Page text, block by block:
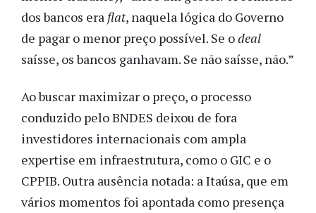
dos bancos era flat, naquela lógica do Governo
de pagar o menor preço possível. Se odeal
saísse, os bancos ganhavam. Se não saísse, não.”
Ao buscar maximizar o preço, o processo
conduzido pelo BNDES deixou de fora
investidores internacionais com ampla
expertise em infraestrutura, como o GIC e o
CPPIB. Outra ausência notada: a Itaúsa, que em
vários momentos foi apontada como presença